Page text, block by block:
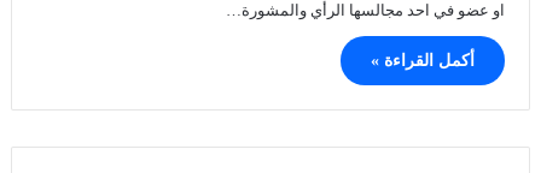
او عضو في احد مجالسها الرأي والمشورة…
أكمل القراءة »